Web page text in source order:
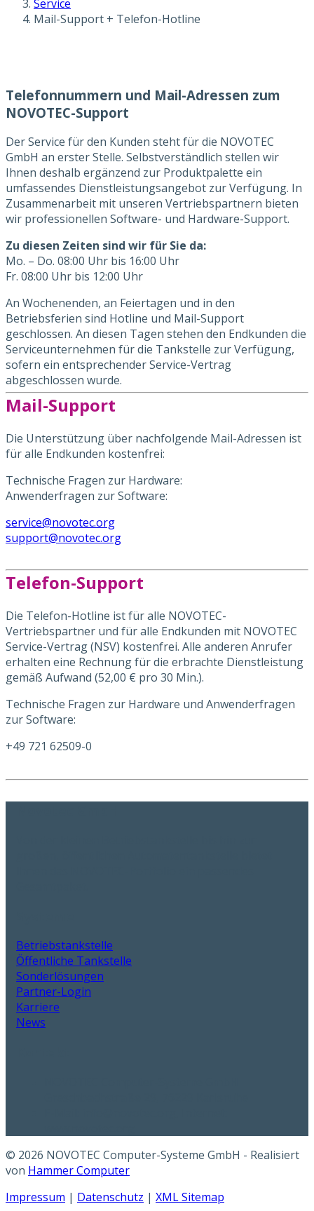
Service
Mail-Support + Telefon-Hotline
Telefonnummern und Mail-Adressen zum
NOVOTEC-Support
Der Service für den Kunden steht für die NOVOTEC
GmbH an erster Stelle. Selbstverständlich stellen wir
Ihnen deshalb ergänzend zur Produktpalette ein
umfassendes Dienstleistungsangebot zur Verfügung. In
Zusammenarbeit mit unseren Vertriebspartnern bieten
wir professionellen Software- und Hardware-Support.
Zu diesen Zeiten sind wir für Sie da:
Mo. – Do. 08:00 Uhr bis 16:00 Uhr
Fr. 08:00 Uhr bis 12:00 Uhr
An Wochenenden, an Feiertagen und in den
Betriebsferien sind Hotline und Mail-Support
geschlossen. An diesen Tagen stehen den Endkunden die
Serviceunternehmen für die Tankstelle zur Verfügung,
sofern ein entsprechender Service-Vertrag
abgeschlossen wurde.
Mail-Support
Die Unterstützung über nachfolgende Mail-Adressen ist
für alle Endkunden kostenfrei:
Technische Fragen zur Hardware:
Anwenderfragen zur Software:
service@novotec.org
support@novotec.org
Telefon-Support
Die Telefon-Hotline ist für alle NOVOTEC-
Vertriebspartner und für alle Endkunden mit NOVOTEC
Service-Vertrag (NSV) kostenfrei. Alle anderen Anrufer
erhalten eine Rechnung für die erbrachte Dienstleistung
gemäß Aufwand (52,00 € pro 30 Min.).
Technische Fragen zur Hardware und Anwenderfragen
zur Software:
+49 721 62509-0
Betriebstankstelle
Öffentliche Tankstelle
Sonderlösungen
Partner-Login
Karriere
News
© 2026 NOVOTEC Computer-Systeme GmbH - Realisiert
von Hammer Computer
Impressum | Datenschutz | XML Sitemap